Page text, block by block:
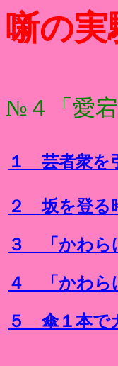
噺の実
№４「愛
１ 芸者衆を
２ 坂を登る
３ 「かわら
４ 「かわら
５ 傘１本で